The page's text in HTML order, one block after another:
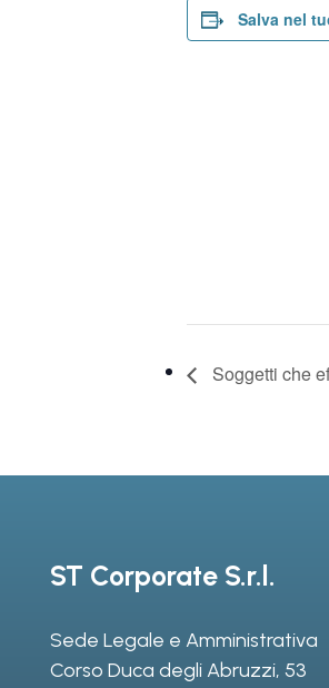
Salva nel
Soggetti che
ST Corporate S.r.l.
Sede Legale e Amministrativa
Corso Duca degli Abruzzi, 53